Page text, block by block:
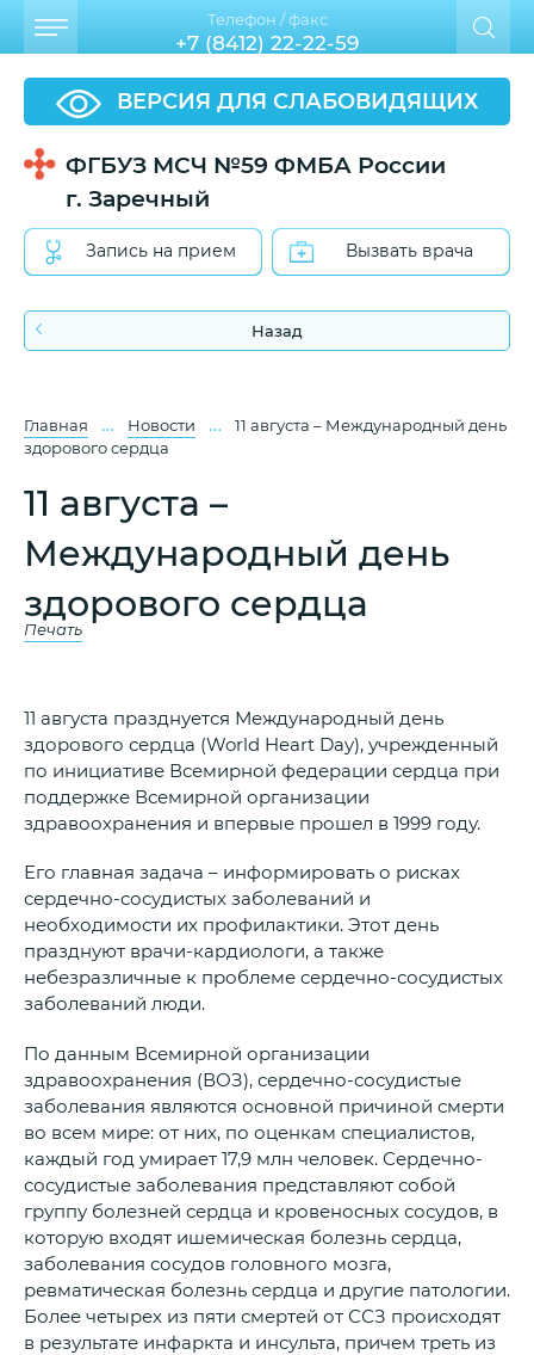
ВЕРСИЯ ДЛЯ СЛАБОВИДЯЩИХ
ФГБУЗ МСЧ №59 ФМБА России
г. Заречный
Запись на прием Вызвать врача
Телефон / факс
+7 (8412) 22-22-59
Назад
Главная … Новости …
11 августа – Международный день
здорового сердца
11 августа –
Международный день
здорового сердца
Печать
11 августа празднуется Международный день
здорового сердца (World Heart Day), учрежденный
по инициативе Всемирной федерации сердца при
поддержке Всемирной организации
здравоохранения и впервые прошел в 1999 году.
Его главная задача – информировать о рисках
сердечно-сосудистых заболеваний и
необходимости их профилактики. Этот день
празднуют врачи-кардиологи, а также
небезразличные к проблеме сердечно-сосудистых
заболеваний люди.
По данным Всемирной организации
здравоохранения (ВОЗ), сердечно-сосудистые
заболевания являются основной причиной смерти
во всем мире: от них, по оценкам специалистов,
каждый год умирает 17,9 млн человек. Сердечно-
сосудистые заболевания представляют собой
группу болезней сердца и кровеносных сосудов, в
которую входят ишемическая болезнь сердца,
заболевания сосудов головного мозга,
ревматическая болезнь сердца и другие патологии.
Более четырех из пяти смертей от ССЗ происходят
в результате инфаркта и инсульта, причем треть из